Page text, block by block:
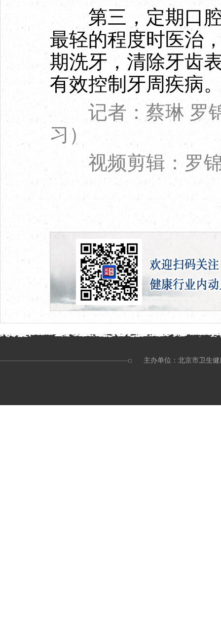
第三，定期口腔
最轻的程度时医治
期洗牙，清除牙齿
有效控制牙周疾病
记者：蔡琳 罗锦
习）
视频剪辑：罗锦
主办单位：北京市卫生